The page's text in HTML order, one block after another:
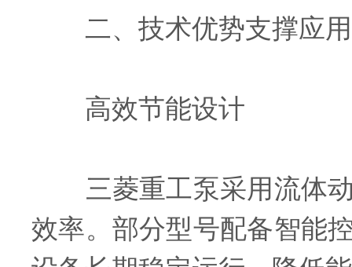
二、技术优势支撑应
高效节能设计
三菱重工泵采用流体动
效率。部分型号配备智能